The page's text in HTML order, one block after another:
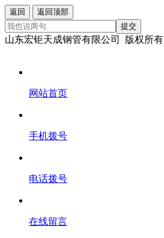
返回
返回顶部
提交
山东宏钜天成钢管有限公司 版权所有
网站首页
手机拨号
电话拨号
在线留言